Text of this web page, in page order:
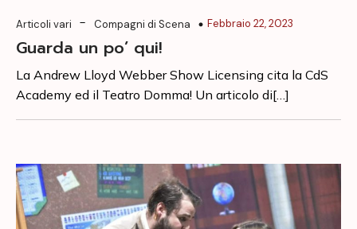
Articoli vari - Compagni di Scena Febbraio 22, 2023
Guarda un po’ qui!
La Andrew Lloyd Webber Show Licensing cita la CdS
Academy ed il Teatro Domma! Un articolo di[…]